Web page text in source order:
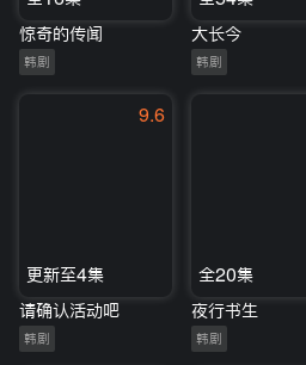
惊奇的传闻
韩剧
大长今
韩剧
9.6
更新至4集
请确认活动吧
韩剧
全20集
夜行书生
韩剧